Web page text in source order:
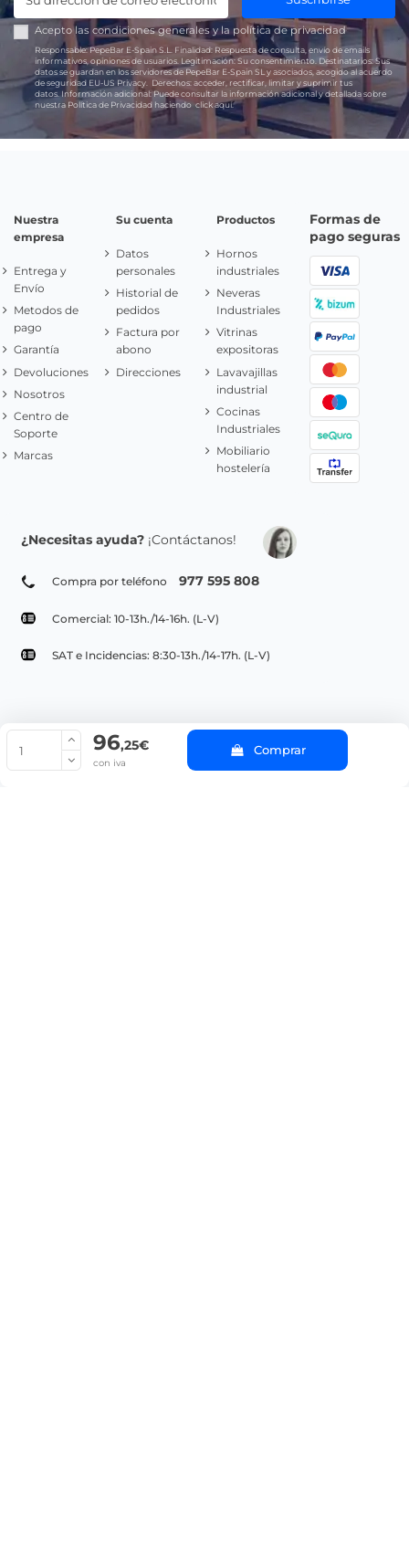
96,25€
con iva
Comprar
Acepto las condiciones generales y lapolítica de privacidad
Responsable:PepeBar E-Spain S.L. Finalidad: Respuesta de consulta, envío de emails
informativos, opiniones de usuarios. Legitimación: Su consentimiento. Destinatarios: Sus
datos se guardan en los servidores de PepeBar E-Spain SL y asociados, acogido al acuerdo
de seguridad EU-US Privacy.
Derechos: acceder, rectificar, limitar y suprimir tus
datos. Información adicional:Puede consultar la información adicional y detallada sobre
nuestra Política de Privacidad haciendoclick aquí.
Nuestra
empresa
Entrega y
Envío
Metodos de
pago
Garantía
Devoluciones
Nosotros
Centro de
Soporte
Marcas
Su cuenta
Datos
personales
Historial de
pedidos
Factura por
abono
Direcciones
Productos
Hornos
industriales
Neveras
Industriales
Vitrinas
expositoras
Lavavajillas
industrial
Cocinas
Industriales
Mobiliario
hostelería
Formas de
pago seguras
¿Necesitas ayuda? ¡Contáctanos!
Compra por teléfono 977 595 808
Comercial: 10-13h./14-16h. (L-V)
SAT e Incidencias: 8:30-13h./14-17h. (L-V)
© Copyright 2022 PepeBar.com |
Aviso legal y
Condiciones generales de compra |
Blog